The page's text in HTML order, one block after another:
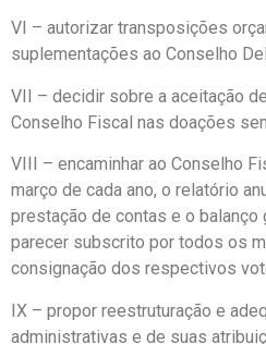
VI – autorizar transposições
suplementações ao Conselho
VII – decidir sobre a aceitação
Conselho Fiscal nas doações
VIII – encaminhar ao Conselho
março de cada ano, o relatório
prestação de contas e o balanço
parecer subscrito por todos os
consignação dos respectivos
IX – propor reestruturação e
administrativas e de suas